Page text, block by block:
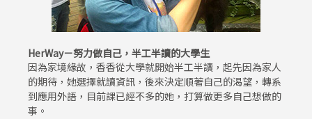
HerWay－努力做自己，半工半讀的大學生
因為家境緣故，香香從大學就開始半工半讀，起先因為家人
的期待，她選擇就讀資訊，後來決定順著自己的渴望，轉系
到應用外語，目前課已經不多的她，打算做更多自己想做的
事。